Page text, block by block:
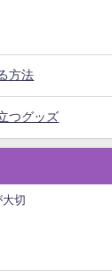
方法
つグッズ
大切